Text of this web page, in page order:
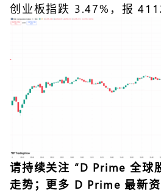
创业板指跌 3.47%，报
请持续关注 “D Prime 全球
走势；更多 D Prime 最新